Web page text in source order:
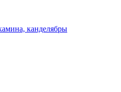
канделябры